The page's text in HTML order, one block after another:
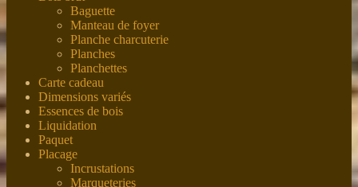
Baguette
Manteau de foyer
Planche charcuterie
Planches
Planchettes
Carte cadeau
Dimensions variés
Essences de bois
Liquidation
Paquet
Placage
Incrustations
Marqueteries